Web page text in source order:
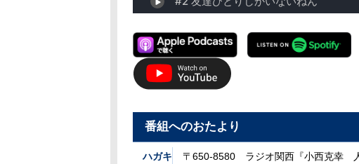
番組へのおたより
ハガキ 〒650-8580 ラジオ関西『小西克幸 人